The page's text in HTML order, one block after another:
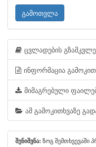
გამოთვლა
ცვლადების
ინფორმაცია
მიმაგრებული
ამ გამოკითხვაზე
შენიშვნა: ზოგ შემთხვევაში